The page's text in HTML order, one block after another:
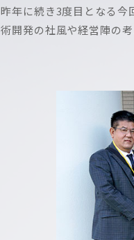
昨年に続き3度目となる今
術開発の社風や経営陣の